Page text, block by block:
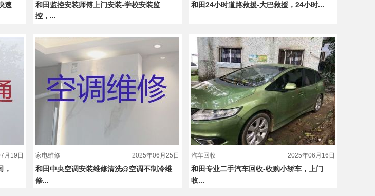
速
和田监控安装师傅上门安装-学校安装监
控，...
和田24小时道路救援-大巴救援，24小时...
月19日
，
家电维修 2025年06月25日
和田中央空调安装维修清洗@空调不制冷维
修...
汽车回收 2025年06月16日
和田专业二手汽车回收-收购小轿车，上门
收...